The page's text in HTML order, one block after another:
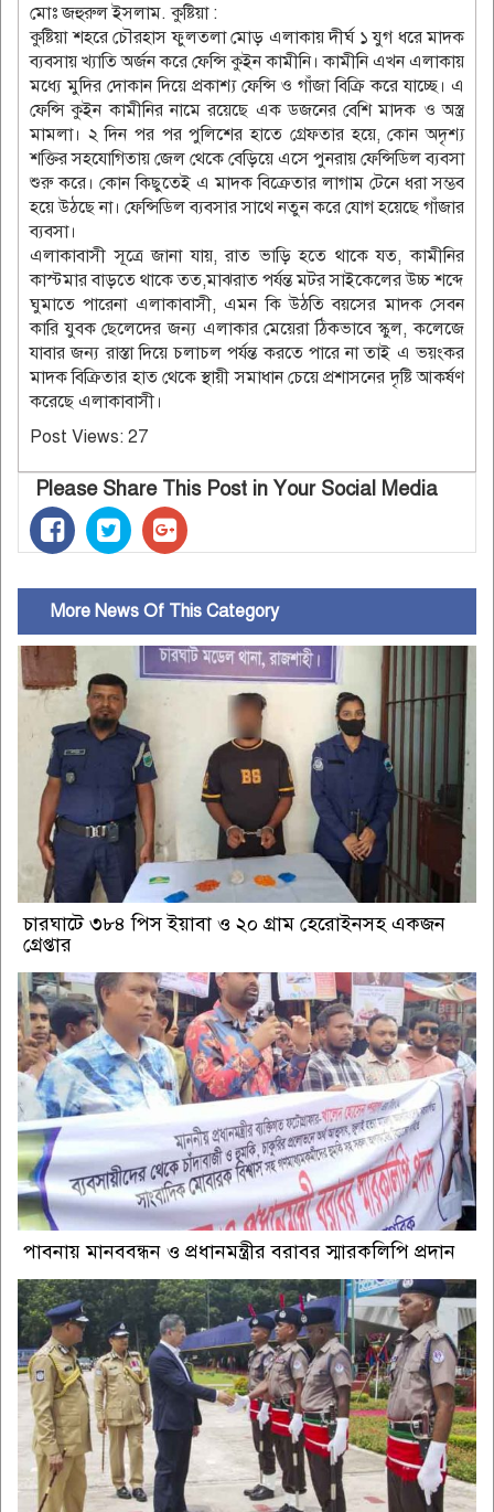
মোঃ জহুরুল ইসলাম. কুষ্টিয়া :
কুষ্টিয়া শহরে চৌরহাস ফুলতলা মোড় এলাকায় দীর্ঘ ১ যুগ ধরে মাদক
ব্যবসায় খ্যাতি অর্জন করে ফেন্সি কুইন কামীনি। কামীনি এখন এলাকায়
মধ্যে মুদির দোকান দিয়ে প্রকাশ্য ফেন্সি ও গাঁজা বিক্রি করে যাচ্ছে। এ
ফেন্সি কুইন কামীনির নামে রয়েছে এক ডজনের বেশি মাদক ও অস্ত্র
মামলা। ২ দিন পর পর পুলিশের হাতে গ্রেফতার হয়ে, কোন অদৃশ্য
শক্তির সহযোগিতায় জেল থেকে বেড়িয়ে এসে পুনরায় ফেন্সিডিল ব্যবসা
শুরু করে। কোন কিছুতেই এ মাদক বিক্রেতার লাগাম টেনে ধরা সম্ভব
হয়ে উঠছে না। ফেন্সিডিল ব্যবসার সাথে নতুন করে যোগ হয়েছে গাঁজার
ব্যবসা।
এলাকাবাসী সূত্রে জানা যায়, রাত ভাড়ি হতে থাকে যত, কামীনির
কাস্টমার বাড়তে থাকে তত,মাঝরাত পর্যন্ত মটর সাইকেলের উচ্চ শব্দে
ঘুমাতে পারেনা এলাকাবাসী, এমন কি উঠতি বয়সের মাদক সেবন
কারি যুবক ছেলেদের জন্য এলাকার মেয়েরা ঠিকভাবে স্কুল, কলেজে
যাবার জন্য রাস্তা দিয়ে চলাচল পর্যন্ত করতে পারে না তাই এ ভয়ংকর
মাদক বিক্রিতার হাত থেকে স্থায়ী সমাধান চেয়ে প্রশাসনের দৃষ্টি আকর্ষণ
করেছে এলাকাবাসী।
Post Views: 27
Please Share This Post in Your Social Media
More News Of This Category
চারঘাটে ৩৮৪ পিস ইয়াবা ও ২০ গ্রাম হেরোইনসহ একজন
গ্রেপ্তার
পাবনায় মানববন্ধন ও প্রধানমন্ত্রীর বরাবর স্মারকলিপি প্রদান